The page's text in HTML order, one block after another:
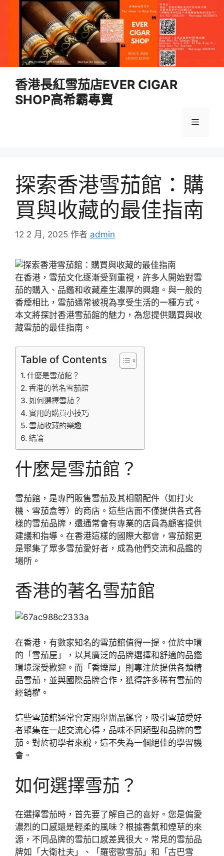
香港長紅雪茄店EVER CIGAR
SHOP高希霸專賣
選
探索香港雪茄館：購
買與收藏的最佳指南
12 2 月, 2025 作者 admin
在香港，雪茄文化逐漸受到重視，許多人開始對雪
茄的購入、品鑑和收藏產生濃厚的興趣。與一般的
香煙相比，雪茄通常被視為享受生活的一種方式。
本文將探討香港雪茄館的魅力，為您提供購買與收
藏雪茄的最佳指南。
Table of Contents
什麼是雪茄館？
香港的著名雪茄館
如何選擇雪茄？
實用的購買小技巧
雪茄收藏的樂趣
結論
什麼是雪茄館？
雪茄館，是專門販售雪茄及其相關配件（如打火
機、雪茄盒等）的商店。這些店面不僅提供各式各
樣的雪茄品牌，還通常會有專業的店員為顧客提供
建議和指導。在香港這樣的國際大都會，雪茄館更
是聚集了眾多雪茄愛好者，成為他們交流和品鑑的
場所。
香港的著名雪茄館
在香港，有數家知名的雪茄館值得一提。位於中環
的「雪茄屋」，以其廣泛的品牌選擇和舒適的品鑑
環境深受歡迎。而「香煙屋」則專注於提供各類精
品雪茄，並與國際品牌合作，獲得許多稀有雪茄的
經銷權。
這些雪茄館通常會定期舉辦品鑑會，吸引雪茄愛好
者聚集在一起交流心得，品味不同類型和品牌的雪
茄。對於初學者來說，這不失為一個絕佳的學習機
會。
如何選擇雪茄？
在選擇雪茄時，首先要了解自己的喜好。您是偏愛
濃烈的口感還是輕柔的風味？根據香氣和煙草的來
源，不同品牌的雪茄口感差異很大。常見的雪茄品
牌如「大衛杜夫」、「羅密歐雪茄」和「古巴雪